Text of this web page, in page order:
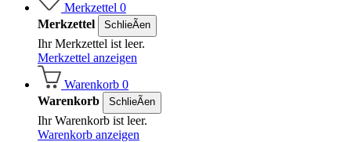
Merkzettel 0
Merkzettel
SchlieÃen
Ihr Merkzettel ist leer.
Merkzettel anzeigen
Warenkorb 0
Warenkorb
SchlieÃen
Ihr Warenkorb ist leer.
Warenkorb anzeigen